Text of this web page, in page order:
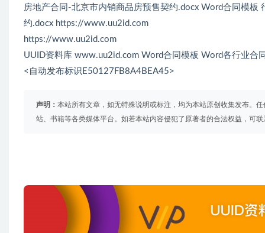
房地产合同-北京市内销商品房预售契约.docx Word合同模
约.docx https://www.uu2id.com
https://www.uu2id.com
UUID资料库 www.uu2id.com Word合同模板 Word各行业合
<自动发布标识E50127FB8A4BEA45>
声明： 本站所有文章，如无特殊说明或标注，均为本站原创收集发布。
站、书籍等各类媒体平台。如若本站内容侵犯了原著者的合法权益，可